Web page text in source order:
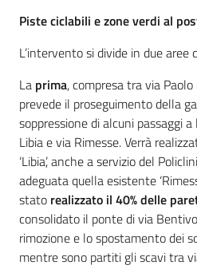
Piste ciclabili e zone verdi al
L’intervento si divide in due aree
La prima, compresa tra via Paolo
prevede il proseguimento della
soppressione di alcuni passaggi
Libia e via Rimesse. Verrà
‘Libia’, anche a servizio del
adeguata quella esistente
stato realizzato il 40% delle
consolidato il ponte di via
rimozione e lo spostamento dei
mentre sono partiti gli scavi tra